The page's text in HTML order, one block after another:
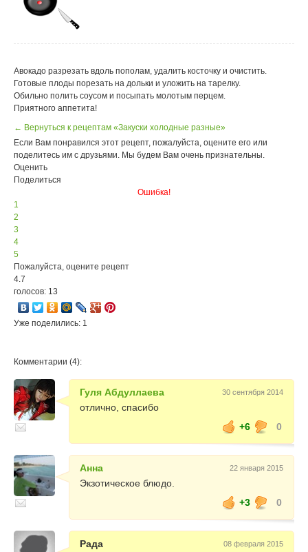
Авокадо разрезать вдоль пополам, удалить косточку и очистить.
Готовые плоды порезать на дольки и уложить на тарелку.
Обильно полить соусом и посыпать молотым перцем.
Приятного аппетита!
← Вернуться к рецептам «Закуски холодные разные»
Если Вам понравился этот рецепт, пожалуйста, оцените его или
поделитесь им с друзьями. Мы будем Вам очень признательны.
Оценить
Поделиться
Ошибка!
1
2
3
4
5
Пожалуйста, оцените рецепт
4.7
голосов: 13
Уже поделились: 1
Комментарии (4):
Гуля Абдуллаева 30 сентября 2014
отлично, спасибо
+6
0
Анна 22 января 2015
Экзотическое блюдо.
+3
0
Рада 08 февраля 2015